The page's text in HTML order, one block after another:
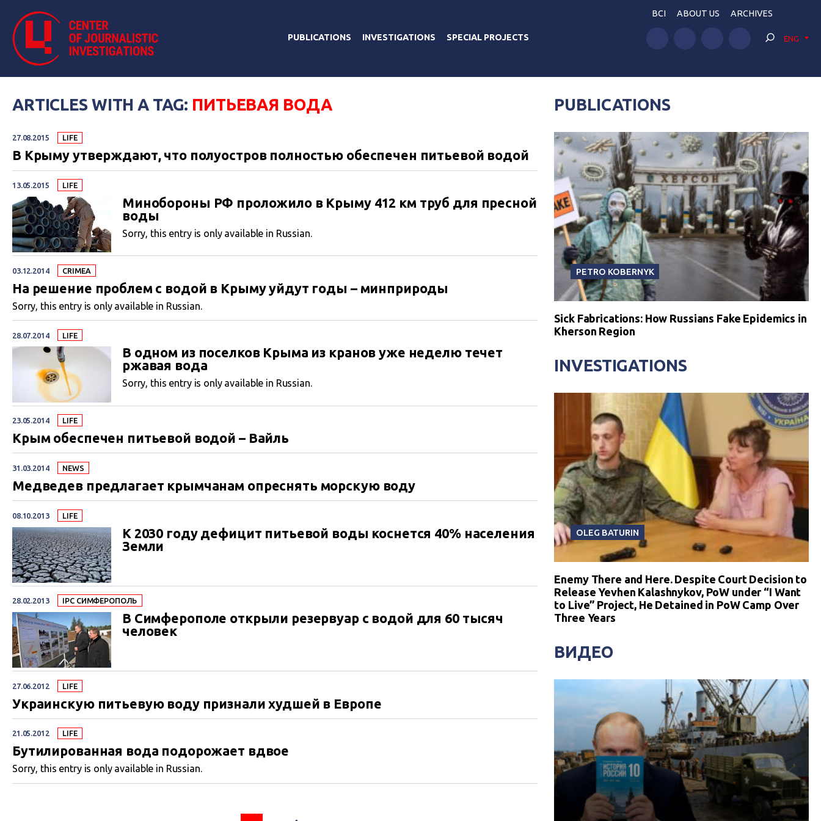
PUBLICATIONS INVESTIGATIONS SPECIAL PROJECTS
BCI ABOUT US ARCHIVES
ENG
ARTICLES WITH A TAG: ПИТЬЕВАЯ ВОДА
27.08.2015 LIFE
В Крыму утверждают, что полуостров полностью обеспечен питьевой водой
13.05.2015 LIFE
Минобороны РФ проложило в Крыму 412 км труб для пресной
воды
Sorry, this entry is only available in Russian.
03.12.2014 CRIMEA
На решение проблем с водой в Крыму уйдут годы – минприроды
Sorry, this entry is only available in Russian.
28.07.2014 LIFE
В одном из поселков Крыма из кранов уже неделю течет
ржавая вода
Sorry, this entry is only available in Russian.
23.05.2014 LIFE
Крым обеспечен питьевой водой – Вайль
31.03.2014 NEWS
Медведев предлагает крымчанам опреснять морскую воду
08.10.2013 LIFE
К 2030 году дефицит питьевой воды коснется 40% населения
Земли
28.02.2013 IPC СИМФЕРОПОЛЬ
В Симферополе открыли резервуар с водой для 60 тысяч
человек
27.06.2012 LIFE
Украинскую питьевую воду признали худшей в Европе
21.05.2012 LIFE
Бутилированная вода подорожает вдвое
Sorry, this entry is only available in Russian.
PUBLICATIONS
PETRO KOBERNYK
Sick Fabrications: How Russians Fake Epidemics in
Kherson Region
INVESTIGATIONS
OLEG BATURIN
Enemy There and Here. Despite Court Decision to
Release Yevhen Kalashnykov, PoW under “I Want
to Live” Project, He Detained in PoW Camp Over
Three Years
ВИДЕО